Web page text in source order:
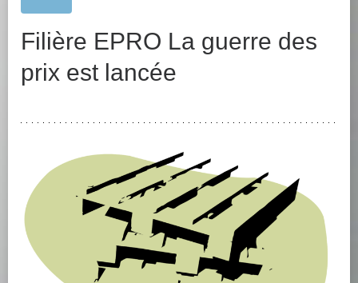
Filière EPRO La guerre des
prix est lancée